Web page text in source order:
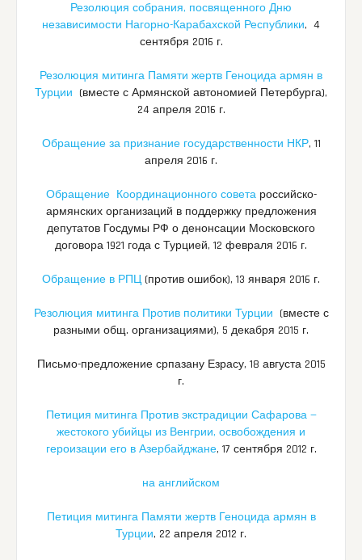
Резолюция собрания, посвященного Дню
независимости Нагорно-Карабахской Республики, 4
сентября 2016 г.
Резолюция митинга Памяти жертв Геноцида армян в
Турции (вместе с Армянской автономией Петербурга),
24 апреля 2016 г.
Обращение за признание государственности НКР, 11
апреля 2016 г.
Обращение Координационного советароссийско-
армянских организаций в поддержку предложения
депутатов Госдумы РФ о денонсации Московского
договора 1921 года с Турцией, 12 февраля 2016 г.
Обращение в РПЦ (против ошибок), 13 января 2016 г.
Резолюция митинга Против политики Турции (вместе с
разными общ. организациями), 5 декабря 2015 г.
Письмо-предложение српазану Езрасу, 18 августа 2015
г.
Петиция митинга Против экстрадиции Сафарова —
жестокого убийцы из Венгрии, освобождения и
героизации его в Азербайджане, 17 сентября 2012 г.
на английском
Петиция митинга Памяти жертв Геноцида армян в
Турции, 22 апреля 2012 г.